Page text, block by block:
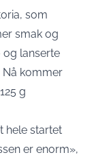
som
smak og
og lanserte
kommer
g
hele startet
er enorm»,